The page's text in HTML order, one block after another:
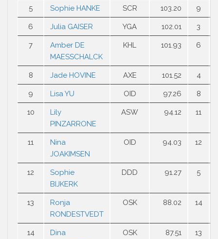
5 Sophie HANKE SCR 103.20 9
6 Julia GAISER YGA 102.01 3
7
Amber DE
MAESSCHALCK
KHL 101.93 6
8 Jade HOVINE AXE 101.52 4
9 Lisa YU OID 97.26 8
10
Lily
PINZARRONE
ASW 94.12 11
11
Nina
JOAKIMSEN
OID 94.03 12
12
Sophie
BIJKERK
DDD 91.27 5
13
Ronja
RONDESTVEDT
OSK 88.02 14
14
Dina
OSK 87.51 13